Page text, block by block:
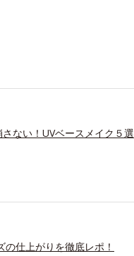
ない！UVベースメイク５選
の仕上がりを徹底レポ！